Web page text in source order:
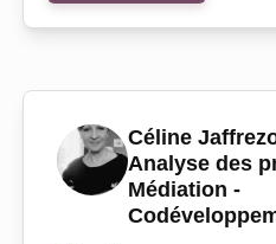
Céline
Analyse des
Médiation -